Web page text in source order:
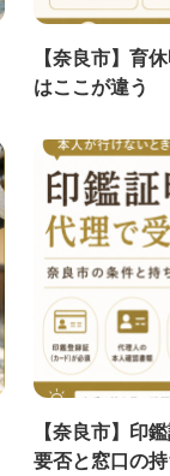
【奈良市】育
はここが違う
【奈良市】印
要否と窓口の